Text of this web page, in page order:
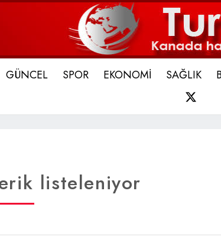
GÜNCEL SPOR EKONOMİ SAĞLIK
listeleniyor